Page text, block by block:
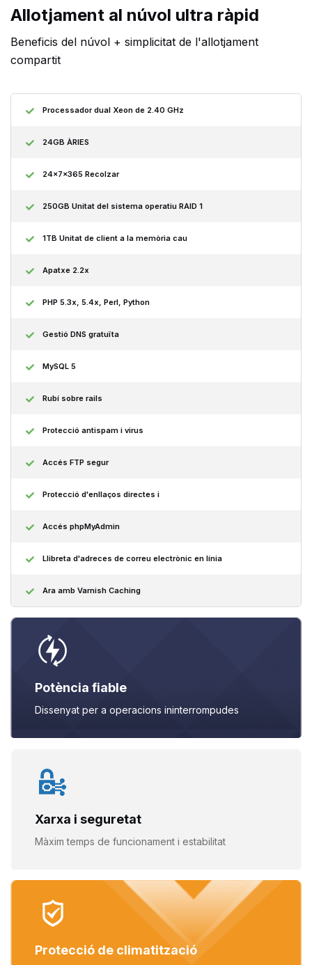
Allotjament al núvol ultra ràpid
Beneficis del núvol + simplicitat de l'allotjament
compartit
Processador dual Xeon de 2.40 GHz
24GB ÀRIES
24x7x365 Recolzar
250GB Unitat del sistema operatiu RAID 1
1TB Unitat de client a la memòria cau
Apatxe 2.2x
PHP 5.3x, 5.4x, Perl, Python
Gestió DNS gratuïta
MySQL 5
Rubí sobre rails
Protecció antispam i virus
Accés FTP segur
Protecció d'enllaços directes i
Accés phpMyAdmin
Llibreta d'adreces de correu electrònic en línia
Ara amb Varnish Caching
Potència fiable
Dissenyat per a operacions ininterrompudes
Xarxa i seguretat
Màxim temps de funcionament i estabilitat
Protecció de climatització